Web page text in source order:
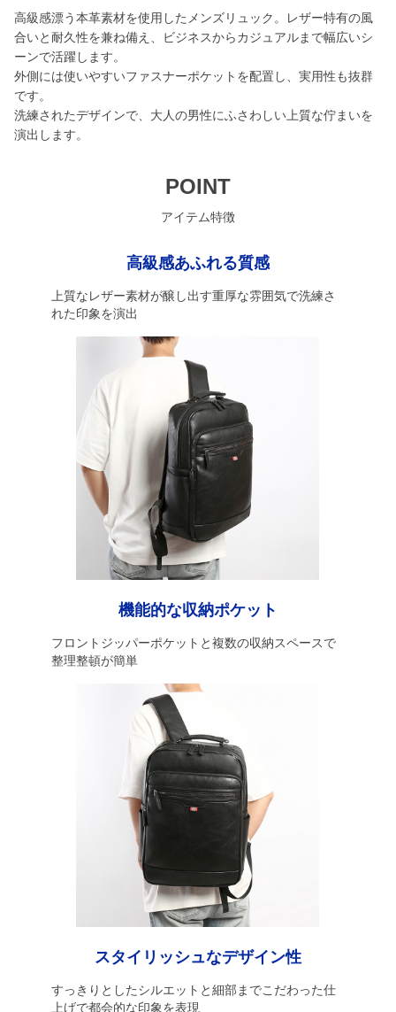
高級感漂う本革素材を使用したメンズリュック。レザー特有の風
合いと耐久性を兼ね備え、ビジネスからカジュアルまで幅広いシ
ーンで活躍します。
外側には使いやすいファスナーポケットを配置し、実用性も抜群
です。
洗練されたデザインで、大人の男性にふさわしい上質な佇まいを
演出します。
POINT
アイテム特徴
高級感あふれる質感
上質なレザー素材が醸し出す重厚な雰囲気で洗練さ
れた印象を演出
機能的な収納ポケット
フロントジッパーポケットと複数の収納スペースで
整理整頓が簡単
スタイリッシュなデザイン性
すっきりとしたシルエットと細部までこだわった仕
上げで都会的な印象を表現